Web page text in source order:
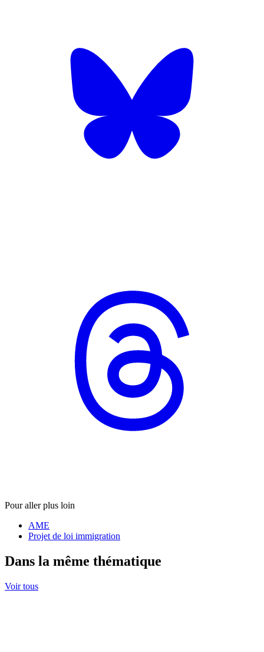
Pour aller plus loin
AME
Projet de loi immigration
Dans la même thématique
Voir tous